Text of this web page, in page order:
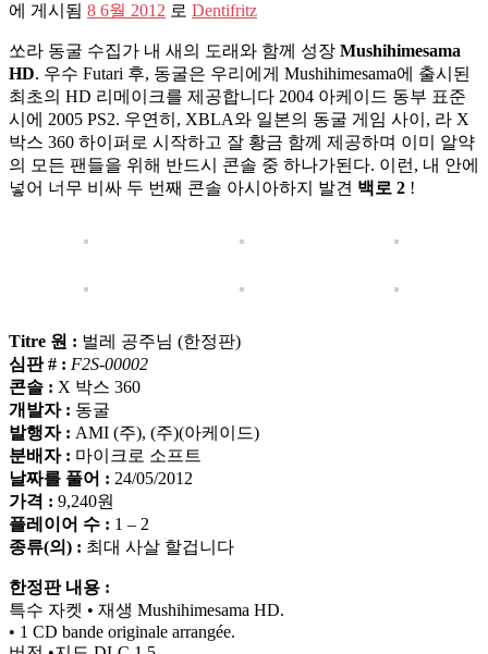
에 게시됨 8 6월 2012 로 Dentifritz
쏘라 동굴 수집가 내 새의 도래와 함께 성장 Mushihimesama
HD. 우수 Futari 후, 동굴은 우리에게 Mushihimesama에 출시된
최초의 HD 리메이크를 제공합니다 2004 아케이드 동부 표준
시에 2005 PS2. 우연히, XBLA와 일본의 동굴 게임 사이, 라 X
박스 360 하이퍼로 시작하고 잘 황금 함께 제공하며 이미 알약
의 모든 팬들을 위해 반드시 콘솔 중 하나가된다. 이런, 내 안에
넣어 너무 비싸 두 번째 콘솔 아시아하지 발견 백로 2 !
Titre 원 : 벌레 공주님 (한정판)
심판 # : F2S-00002
콘솔 : X 박스 360
개발자 : 동굴
발행자 : AMI (주), (주)(아케이드)
분배자 : 마이크로 소프트
날짜를 풀어 : 24/05/2012
가격 : 9,240원
플레이어 수 : 1 – 2
종류(의) : 최대 사살 할겁니다
한정판 내용 :
특수 자켓 • 재생 Mushihimesama HD.
• 1 CD bande originale arrangée.